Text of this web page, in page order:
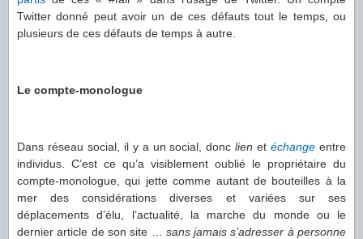
Twitter donné peut avoir un de ces défauts tout le temps, ou
plusieurs de ces défauts de temps à autre.
Le compte-monologue
Dans réseau social, il y a un social, donclien etéchange entre
individus. C’est ce qu’a visiblement oublié le propriétaire du
compte-monologue, qui jette comme autant de bouteilles à la
mer des considérations diverses et variées sur ses
déplacements d’élu, l’actualité, la marche du monde ou le
dernier article de son site … sans jamais s’adresser à personne